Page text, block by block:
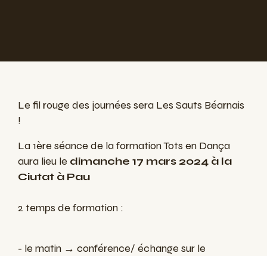
Le fil rouge des journées sera Les Sauts Béarnais
!
La 1ère séance de la formation Tots en Dança
aura lieu le dimanche 17 mars 2024 à la
Ciutat à Pau
2 temps de formation :
- le matin → conférence/ échange sur le